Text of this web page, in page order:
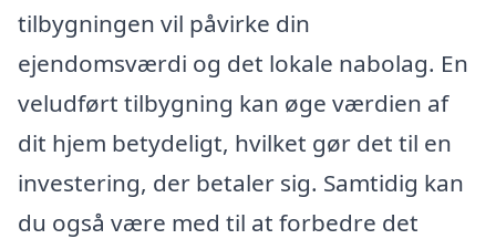
tilbygningen vil påvirke din
ejendomsværdi og det lokale nabolag. En
veludført tilbygning kan øge værdien af
dit hjem betydeligt, hvilket gør det til en
investering, der betaler sig. Samtidig kan
du også være med til at forbedre det